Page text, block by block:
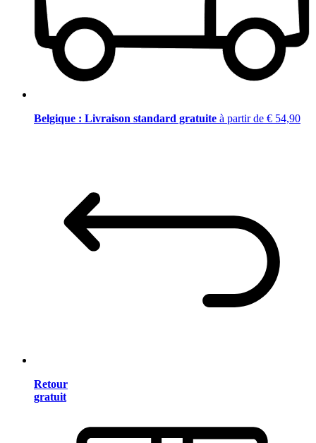
Belgique : Livraison standard gratuite à partir de € 54,90
Retour
gratuit